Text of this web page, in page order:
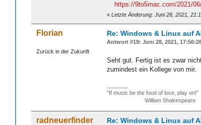
https://9to5mac.com/2021/
« Letzte Änderung: Juni 28, 2021,
Florian
Zurück in der Zukunft
Re: Windows & Linux auf
Antwort #19: Juni 28, 2021,
Seht gut. Fertig ist es zwar
zumindest ein Kollege von mir.
"If music be the food of love, play on!”
William Shakespeare
radneuerfinder Re: Windows & Linux auf